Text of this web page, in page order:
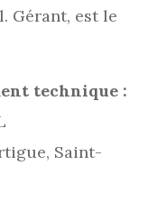
Gérant, est le
technique :
Saint-